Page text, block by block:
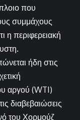
που
συμμάχους
η περιφερειακή
ήδη στις
αργού (WTI)
διαβεβαιώσεις
του Χορμούζ